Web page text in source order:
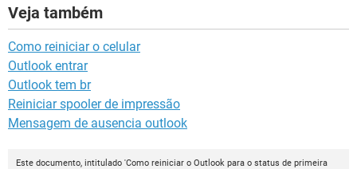
Veja também
Como reiniciar o celular
Outlook entrar
Outlook tem br
Reiniciar spooler de impressão
Mensagem de ausencia outlook
Este documento, intitulado 'Como reiniciar o Outlook para o status de primeira